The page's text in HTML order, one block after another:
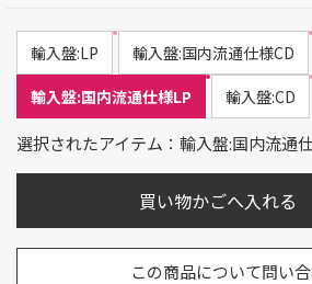
輸入盤:LP
輸入盤:国内流通仕様CD
輸入盤:国内流通仕様LP
輸入盤:CD
選択されたアイテム：輸入盤:国内流通
この商品について問い